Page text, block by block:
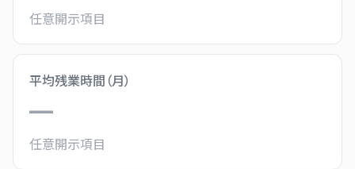
任意開示項目
平均残業時間（月）
—
任意開示項目